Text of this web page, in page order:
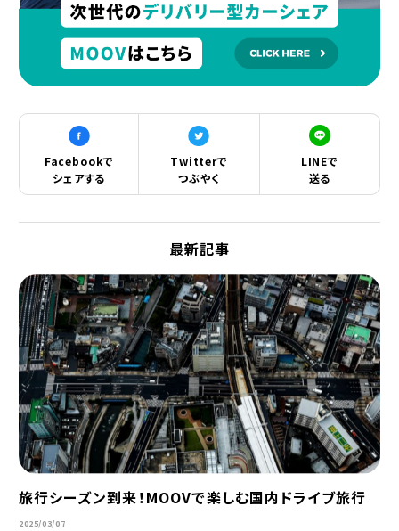
Facebookで
シェアする
Twitterで
つぶやく
LINEで
送る
最新記事
旅行シーズン到来！MOOVで楽しむ国内ドライブ旅行
2025/03/07